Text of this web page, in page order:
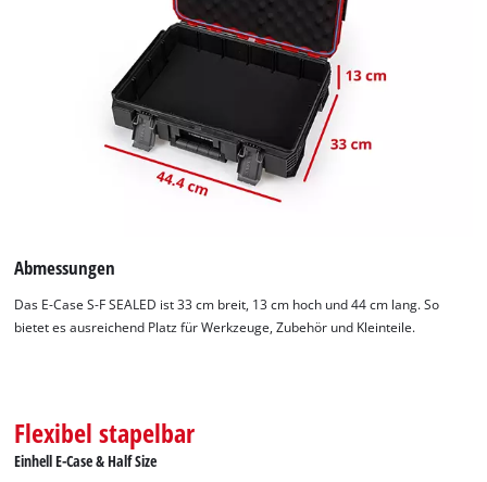
Abmessungen
Das E-Case S-F SEALED ist 33 cm breit, 13 cm hoch und 44 cm lang. So
bietet es ausreichend Platz für Werkzeuge, Zubehör und Kleinteile.
Flexibel stapelbar
Einhell E-Case & Half Size